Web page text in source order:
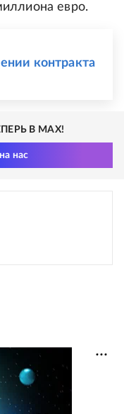
евро.
контракта
В MAX!
нас